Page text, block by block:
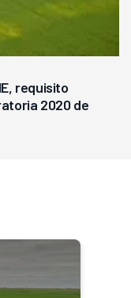
requisito
2020 de